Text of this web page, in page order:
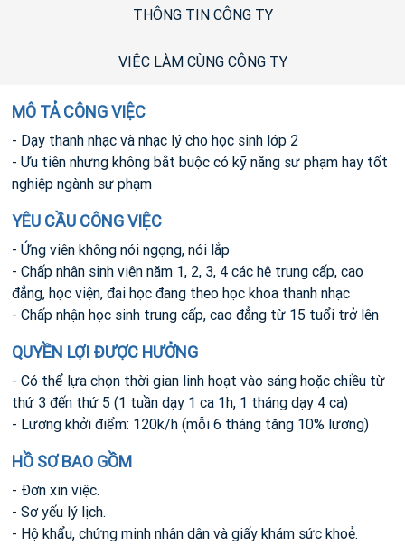
THÔNG TIN CÔNG TY
VIỆC LÀM CÙNG CÔNG TY
MÔ TẢ CÔNG VIỆC
- Dạy thanh nhạc và nhạc lý cho học sinh lớp 2
- Ưu tiên nhưng không bắt buộc có kỹ năng sư phạm hay tốt
nghiệp ngành sư phạm
YÊU CẦU CÔNG VIỆC
- Ứng viên không nói ngọng, nói lắp
- Chấp nhận sinh viên năm 1, 2, 3, 4 các hệ trung cấp, cao
đẳng, học viện, đại học đang theo học khoa thanh nhạc
- Chấp nhận học sinh trung cấp, cao đẳng từ 15 tuổi trở lên
QUYỀN LỢI ĐƯỢC HƯỞNG
- Có thể lựa chọn thời gian linh hoạt vào sáng hoặc chiều từ
thứ 3 đến thứ 5 (1 tuần dạy 1 ca 1h, 1 tháng dạy 4 ca)
- Lương khởi điểm: 120k/h (mỗi 6 tháng tăng 10% lương)
HỒ SƠ BAO GỒM
- Đơn xin việc.
- Sơ yếu lý lịch.
- Hộ khẩu, chứng minh nhân dân và giấy khám sức khoẻ.